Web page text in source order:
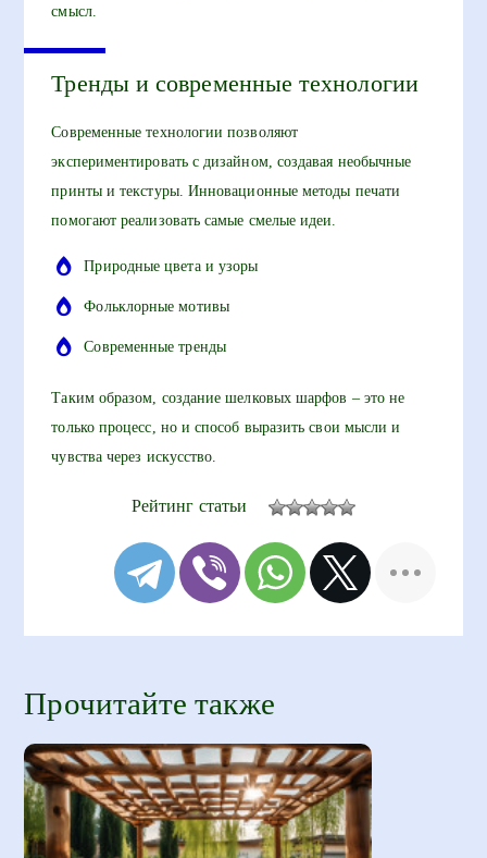
смысл.
Тренды и современные технологии
Современные технологии позволяют
экспериментировать с дизайном, создавая необычные
принты и текстуры. Инновационные методы печати
помогают реализовать самые смелые идеи.
Природные цвета и узоры
Фольклорные мотивы
Современные тренды
Таким образом, создание шелковых шарфов – это не
только процесс, но и способ выразить свои мысли и
чувства через искусство.
Рейтинг статьи
Прочитайте также